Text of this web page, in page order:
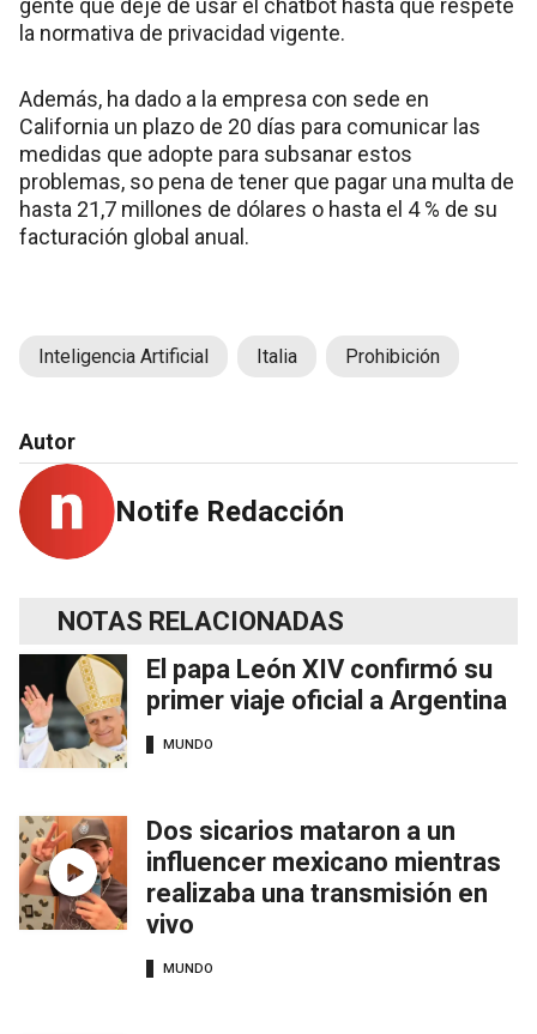
gente que deje de usar el chatbot hasta que respete
la normativa de privacidad vigente.
Además, ha dado a la empresa con sede en
California un plazo de 20 días para comunicar las
medidas que adopte para subsanar estos
problemas, so pena de tener que pagar una multa de
hasta 21,7 millones de dólares o hasta el 4 % de su
facturación global anual.
Inteligencia Artificial Italia Prohibición
Autor
Notife Redacción
NOTAS RELACIONADAS
El papa León XIV confirmó su
primer viaje oficial a Argentina
MUNDO
Dos sicarios mataron a un
influencer mexicano mientras
realizaba una transmisión en
vivo
MUNDO